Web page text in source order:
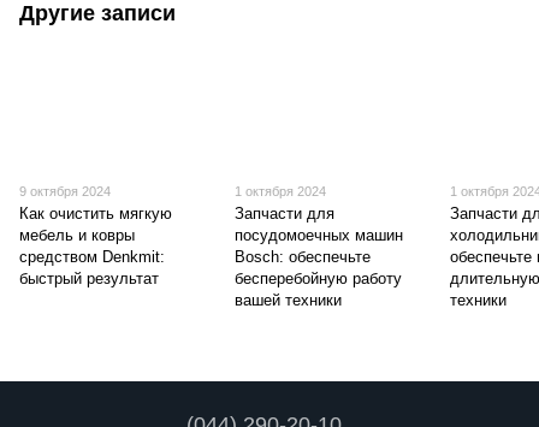
Другие записи
9 октября 2024
Как очистить мягкую
мебель и ковры
средством Denkmit:
быстрый результат
1 октября 2024
Запчасти для
посудомоечных машин
Bosch: обеспечьте
бесперебойную работу
вашей техники
1 октября
Запчасти
техники